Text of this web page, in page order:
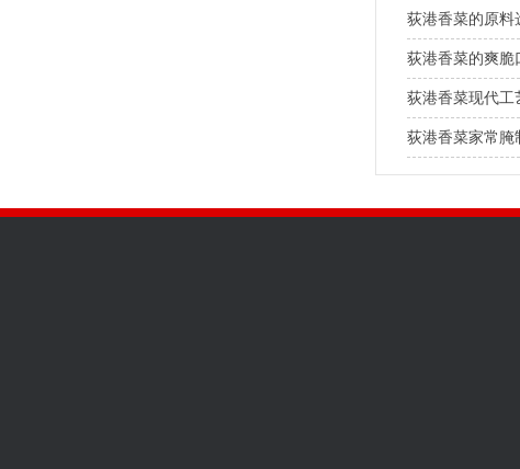
荻港香菜的原料
荻港香菜的爽脆
荻港香菜现代工
荻港香菜家常腌